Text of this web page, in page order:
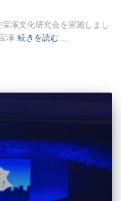
塚文化研究会を実施しまし
塚 続きを読む…